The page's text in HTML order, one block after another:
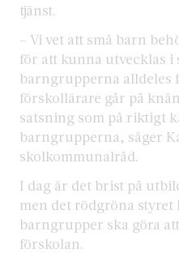
tjänst.
– Vi vet att små barn
för att kunna utvecklas i
barngrupperna alldeles
förskollärare går på
satsning som på riktigt
barngrupperna, säger
skolkommunalråd.
I dag är det brist på
men det rödgröna styret
barngrupper ska göra
förskolan.